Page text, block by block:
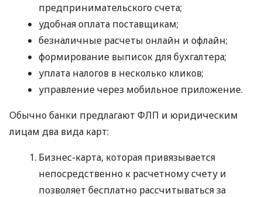
предпринимательского счета;
удобная оплата поставщикам;
безналичные расчеты онлайн и офлайн;
формирование выписок для бухгалтера;
уплата налогов в несколько кликов;
управление через мобильное приложение.
Обычно банки предлагают ФЛП и юридическим
лицам два вида карт:
Бизнес-карта, которая привязывается
непосредственно к расчетному счету и
позволяет бесплатно рассчитываться за